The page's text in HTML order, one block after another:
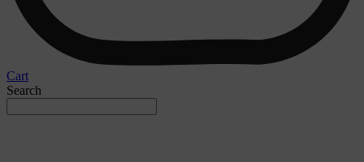
Cart
Search